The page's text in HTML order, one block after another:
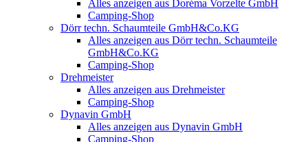
Alles anzeigen aus Doréma Vorzelte GmbH
Camping-Shop
Dörr techn. Schaumteile GmbH&Co.KG
Alles anzeigen aus Dörr techn. Schaumteile
GmbH&Co.KG
Camping-Shop
Drehmeister
Alles anzeigen aus Drehmeister
Camping-Shop
Dynavin GmbH
Alles anzeigen aus Dynavin GmbH
Camping-Shop